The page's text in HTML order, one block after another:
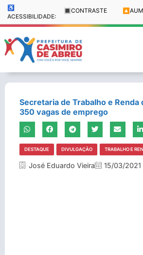
♿
ACESSIBILIDADE:
🔳 CONTRASTE 🔼
Secretaria de Trabalho e Renda
350 vagas de emprego
DESTAQUE DIVULGAÇÃO TRABALHO E
José Eduardo Vieira 15/03/2021